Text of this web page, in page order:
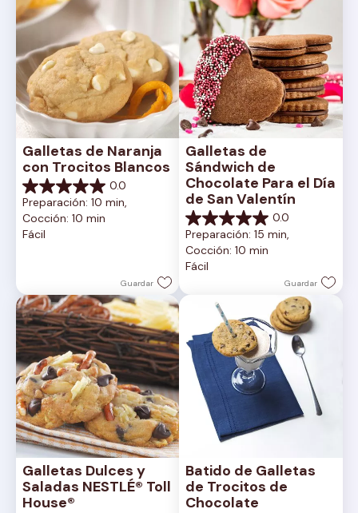
Galletas de Naranja
con Trocitos Blancos
0.0
0.0
de
5
estrellas.
Preparación: 10 min,
Cocción: 10 min
Fácil
Guardar
Galletas de
Sándwich de
Chocolate Para el Día
de San Valentín
0.0
0.0
de
5
estrellas.
Preparación: 15 min,
Cocción: 10 min
Fácil
Guardar
Galletas Dulces y
Saladas NESTLÉ® Toll
House®
Batido de Galletas
de Trocitos de
Chocolate